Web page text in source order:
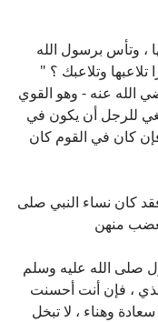
، وتأس برسول الله
وتلاعبك ؟ "
الله عنه - وهو القوي
للرجل أن يكون في
كان في القوم كان
كان نساء النبي صلى
منهن
صلى الله عليه وسلم
، فإن أنت أحسنت
وهناء ، لا تبخل